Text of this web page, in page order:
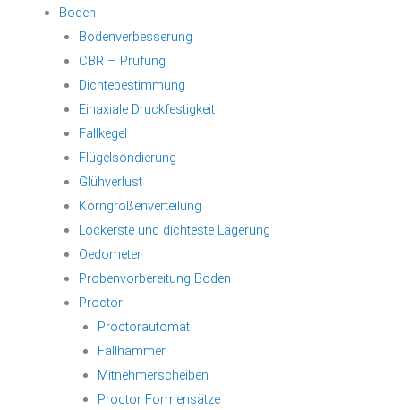
Boden
Bodenverbesserung
CBR – Prüfung
Dichtebestimmung
Einaxiale Druckfestigkeit
Fallkegel
Flügelsondierung
Glühverlust
Korngrößenverteilung
Lockerste und dichteste Lagerung
Oedometer
Probenvorbereitung Boden
Proctor
Proctorautomat
Fallhämmer
Mitnehmerscheiben
Proctor Formensätze